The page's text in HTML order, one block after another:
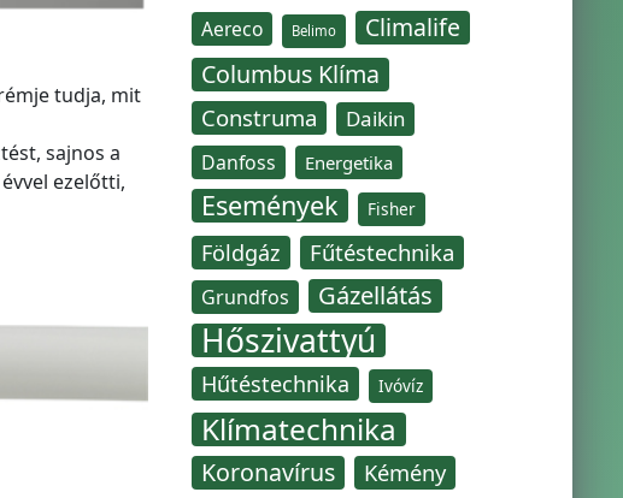
tudja, mit
sajnos a
ezelőtti,
Aereco Belimo
Climalife
Columbus Klíma
Construma Daikin
Danfoss Energetika
Események Fisher
Földgáz Fűtéstechnika
Grundfos Gázellátás
Hőszivattyú
Hűtéstechnika Ivóvíz
Klímatechnika
Koronavírus Kémény